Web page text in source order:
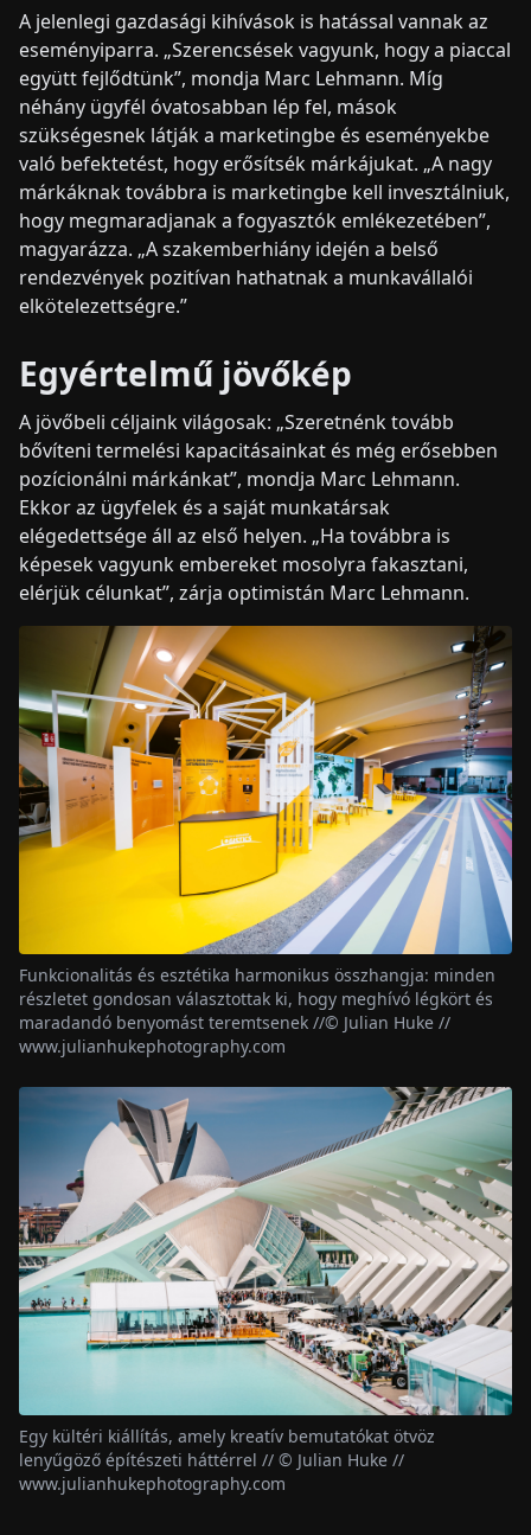
A jelenlegi gazdasági kihívások is hatással vannak az
eseményiparra. „Szerencsések vagyunk, hogy a piaccal
együtt fejlődtünk”, mondja Marc Lehmann. Míg
néhány ügyfél óvatosabban lép fel, mások
szükségesnek látják a marketingbe és eseményekbe
való befektetést, hogy erősítsék márkájukat. „A nagy
márkáknak továbbra is marketingbe kell invesztálniuk,
hogy megmaradjanak a fogyasztók emlékezetében”,
magyarázza. „A szakemberhiány idején a belső
rendezvények pozitívan hathatnak a munkavállalói
elkötelezettségre.”
Egyértelmű jövőkép
A jövőbeli céljaink világosak: „Szeretnénk tovább
bővíteni termelési kapacitásainkat és még erősebben
pozícionálni márkánkat”, mondja Marc Lehmann.
Ekkor az ügyfelek és a saját munkatársak
elégedettsége áll az első helyen. „Ha továbbra is
képesek vagyunk embereket mosolyra fakasztani,
elérjük célunkat”, zárja optimistán Marc Lehmann.
Funkcionalitás és esztétika harmonikus összhangja: minden
részletet gondosan választottak ki, hogy meghívó légkört és
maradandó benyomást teremtsenek //© Julian Huke //
www.julianhukephotography.com
Egy kültéri kiállítás, amely kreatív bemutatókat ötvöz
lenyűgöző építészeti háttérrel // © Julian Huke //
www.julianhukephotography.com